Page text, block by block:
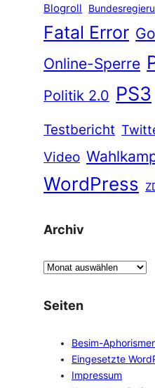
Blogroll
Fatal Error
Online-Sperre
Politik 2.0 PS3
Testbericht
Video
WordPress
Archiv
A
c
Seiten
Besim-
Eingesetzte
Impressum